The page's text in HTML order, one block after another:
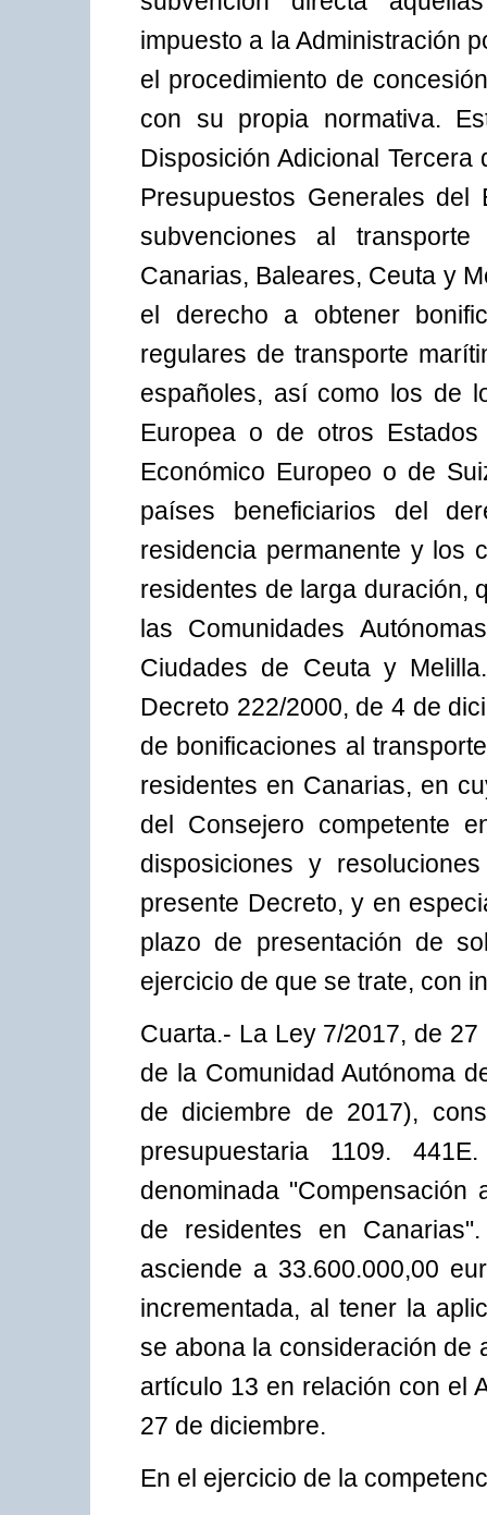
impuesto a la Administración
el procedimiento de
con su propia normativa.
Disposición Adicional
Presupuestos Generales
subvenciones al
Canarias, Baleares, Ceuta y
el derecho a obtener
regulares de transporte
españoles, así como los de
Europea o de otros
Económico Europeo o de
países beneficiarios del
residencia permanente y los
residentes de larga duración,
las Comunidades
Ciudades de Ceuta y
Decreto 222/2000, de 4 de
de bonificaciones al
residentes en Canarias, en
del Consejero competente
disposiciones y
presente Decreto, y en
plazo de presentación de
ejercicio de que se trate, con
Cuarta.- La Ley 7/2017, de
de la Comunidad Autónoma
de diciembre de 2017),
presupuestaria 1109.
denominada
de residentes en
asciende a 33.600.000,00
incrementada, al tener la
se abona la consideración de
artículo 13 en relación con el
27 de diciembre.
En el ejercicio de la